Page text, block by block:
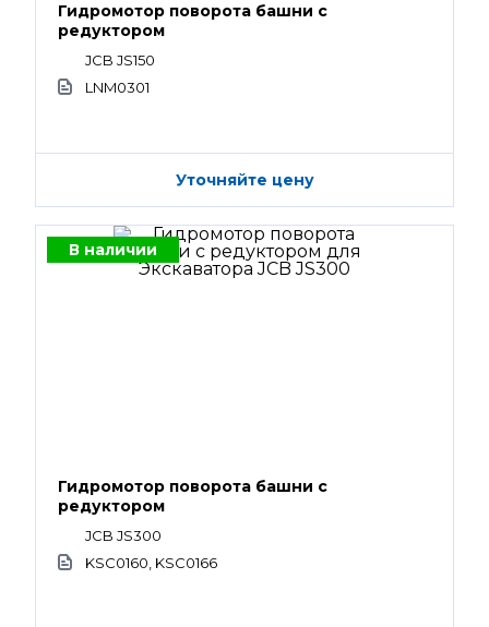
Гидромотор поворота башни с
редуктором
JCB JS150
LNM0301
Уточняйте цену
В наличии
Гидромотор поворота башни с
редуктором
JCB JS300
KSC0160, KSC0166